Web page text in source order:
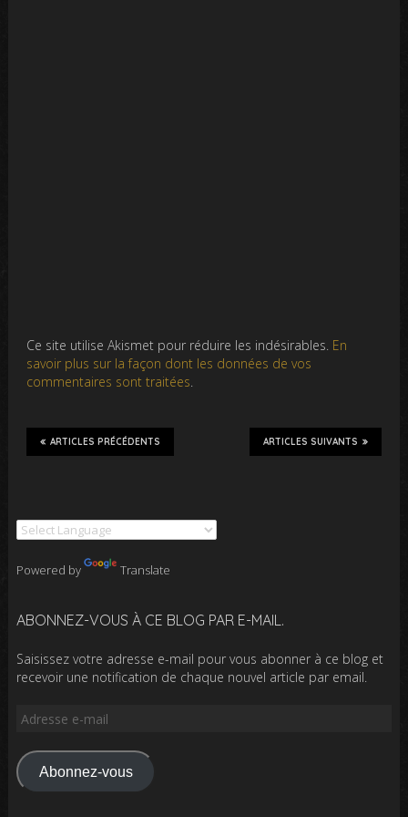
Ce site utilise Akismet pour réduire les indésirables. En
savoir plus sur la façon dont les données de vos
commentaires sont traitées.
ARTICLES SUIVANTS
ARTICLES PRÉCÉDENTS
Powered by Translate
ABONNEZ-VOUS À CE BLOG PAR E-MAIL.
Saisissez votre adresse e-mail pour vous abonner à ce blog et
recevoir une notification de chaque nouvel article par email.
Adresse
mail
Abonnez-vous